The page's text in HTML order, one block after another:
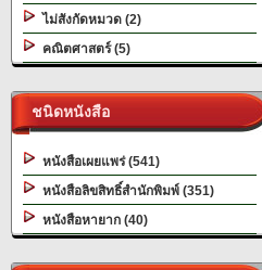
ไม่สังกัดหมวด (2)
คณิตศาสตร์ (5)
ชนิดหนังสือ
หนังสือเผยแพร่ (541)
หนังสือลิขสิทธิ์สำนักพิมพ์ (351)
หนังสือหายาก (40)